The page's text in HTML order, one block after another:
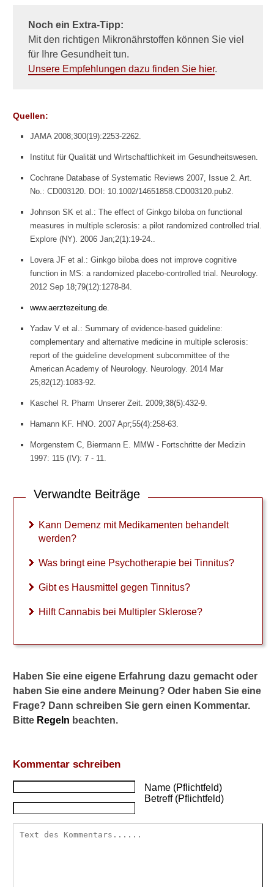
Noch ein Extra-Tipp:
Mit den richtigen Mikronährstoffen können Sie viel
für Ihre Gesundheit tun.
Unsere Empfehlungen dazu finden Sie hier.
Quellen:
JAMA 2008;300(19):2253-2262.
Institut für Qualität und Wirtschaftlichkeit im Gesundheitswesen.
Cochrane Database of Systematic Reviews 2007, Issue 2. Art.
No.: CD003120. DOI: 10.1002/14651858.CD003120.pub2.
Johnson SK et al.: The effect of Ginkgo biloba on functional
measures in multiple sclerosis: a pilot randomized controlled trial.
Explore (NY). 2006 Jan;2(1):19-24..
Lovera JF et al.: Ginkgo biloba does not improve cognitive
function in MS: a randomized placebo-controlled trial. Neurology.
2012 Sep 18;79(12):1278-84.
www.aerztezeitung.de
Yadav V et al.: Summary of evidence-based guideline:
complementary and alternative medicine in multiple sclerosis:
report of the guideline development subcommittee of the
American Academy of Neurology. Neurology. 2014 Mar
25;82(12):1083-92.
Kaschel R. Pharm Unserer Zeit. 2009;38(5):432-9.
Hamann KF. HNO. 2007 Apr;55(4):258-63.
Morgenstern C, Biermann E. MMW - Fortschritte der Medizin
1997: 115 (IV): 7 - 11.
Verwandte Beiträge
Kann Demenz mit Medikamenten behandelt
werden?
Was bringt eine Psychotherapie bei Tinnitus?
Gibt es Hausmittel gegen Tinnitus?
Hilft Cannabis bei Multipler Sklerose?
Haben Sie eine eigene Erfahrung dazu gemacht oder
haben Sie eine andere Meinung? Oder haben Sie eine
Frage? Dann schreiben Sie gern einen Kommentar.
Bitte Regeln beachten.
Kommentar schreiben
Name (Pflichtfeld)
Betreff (Pflichtfeld)